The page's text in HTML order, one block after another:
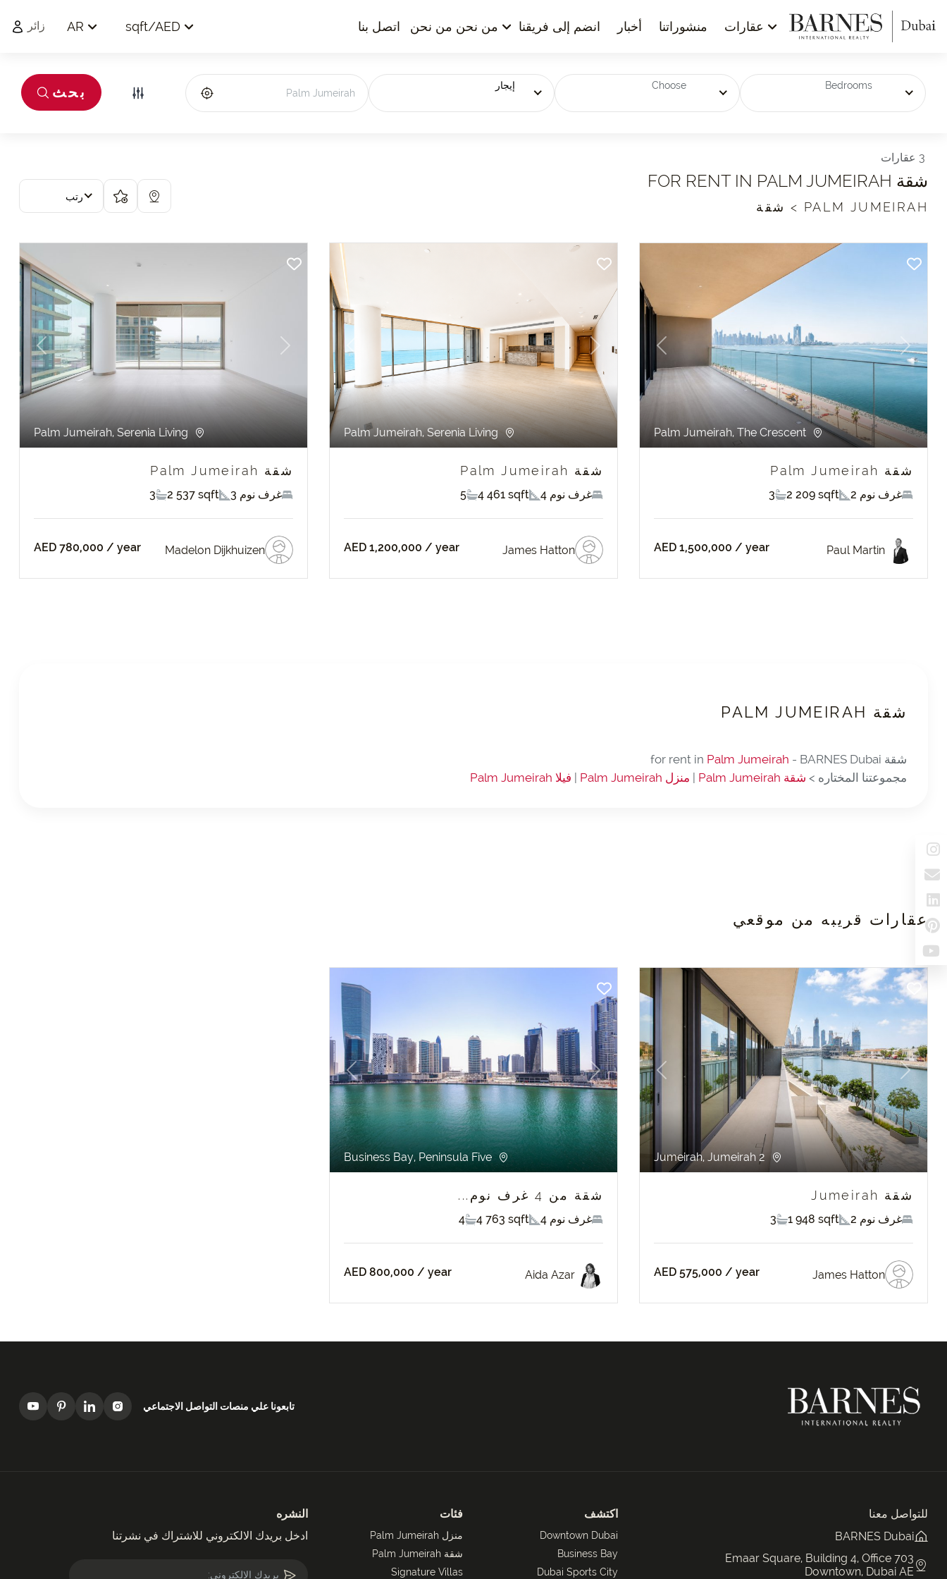
عقارات منشوراتنا أخبار انضم إلى فريقنا من نحن من نحن اتصل بنا زائر AR sqft/AED
Bedrooms
Choose إيجار بحث
3 عقارات
شقة FOR RENT IN PALM JUMEIRAH
PALM JUMEIRAH > شقة
رتب
Previous Next
شقة Palm Jumeirah
2 غرف نوم 2 209 sqft
3
Paul Martin
AED 1,500,000 / year
Previous Next
شقة Palm Jumeirah
4 غرف نوم 4 461 sqft
5
James Hatton
AED 1,200,000 / year
Next
شقة Palm Jumeirah
3 غرف نوم 2 537 sqft
3
Madelon Dijkhuizen
AED 780,000 / year
شقة PALM JUMEIRAH
شقة for rent in Palm Jumeirah - BARNES Dubai
مجموعتنا المختاره > شقة Palm Jumeirah منزل Palm Jumeirah فيلا Palm Jumeirah
عقارات قريبه من موقعي
Previous Next
Jumeirah, Jumeirah 2
شقة Jumeirah
2 غرف نوم 1 948 sqft
3
James Hatton
AED 575,000 / year
Previous Next
Business Bay, Peninsula Five
شقة من 4 غرف نوم...
4 غرف نوم 4 763 sqft
4
Aida Azar
AED 800,000 / year
تابعونا علي منصات التواصل الاجتماعي
للتواصل معنا
BARNES Dubai
Emaar Square, Building 4, Office 703
Downtown, Dubai AE
اكتشف
Downtown Dubai
Business Bay
Dubai Sports City
فئات
منزل Palm Jumeirah
شقة Palm Jumeirah
Signature Villas
النشره
ادخل بريدك الالكتروني للاشتراك في نشرتنا